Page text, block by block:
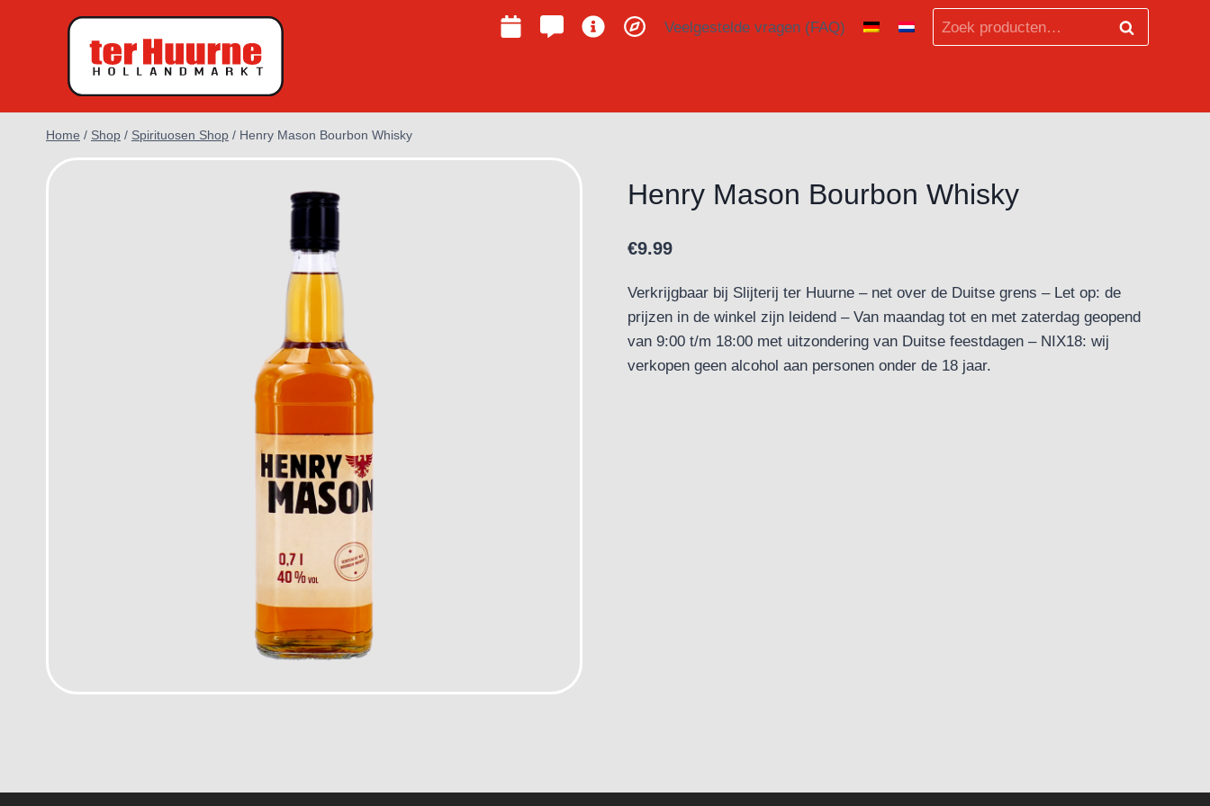
Veelgestelde vragen (FAQ)
Zoeken
naar:
Zoeken
Home / Shop / Spirituosen Shop / Henry Mason Bourbon Whisky
Henry Mason Bourbon Whisky
€9.99
Verkrijgbaar bij Slijterij ter Huurne – net over de Duitse grens – Let op: de
prijzen in de winkel zijn leidend – Van maandag tot en met zaterdag geopend
van 9:00 t/m 18:00 met uitzondering van Duitse feestdagen – NIX18: wij
verkopen geen alcohol aan personen onder de 18 jaar.